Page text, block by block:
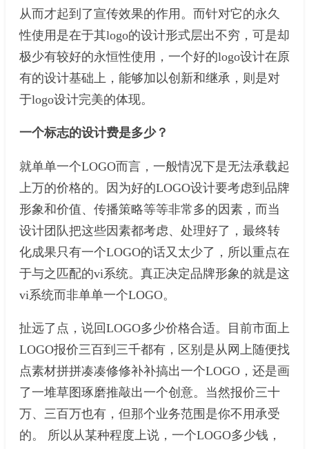
从而才起到了宣传效果的作用。而针对它的永久
性使用是在于其logo的设计形式层出不穷，可是却
极少有较好的永恒性使用，一个好的logo设计在原
有的设计基础上，能够加以创新和继承，则是对
于logo设计完美的体现。
一个标志的设计费是多少？
就单单一个LOGO而言，一般情况下是无法承载起
上万的价格的。因为好的LOGO设计要考虑到品牌
形象和价值、传播策略等等非常多的因素，而当
设计团队把这些因素都考虑、处理好了，最终转
化成果只有一个LOGO的话又太少了，所以重点在
于与之匹配的vi系统。真正决定品牌形象的就是这
vi系统而非单单一个LOGO。
扯远了点，说回LOGO多少价格合适。目前市面上
LOGO报价三百到三千都有，区别是从网上随便找
点素材拼拼凑凑修修补补搞出一个LOGO，还是画
了一堆草图琢磨推敲出一个创意。当然报价三十
万、三百万也有，但那个业务范围是你不用承受
的。 所以从某种程度上说，一个LOGO多少钱，